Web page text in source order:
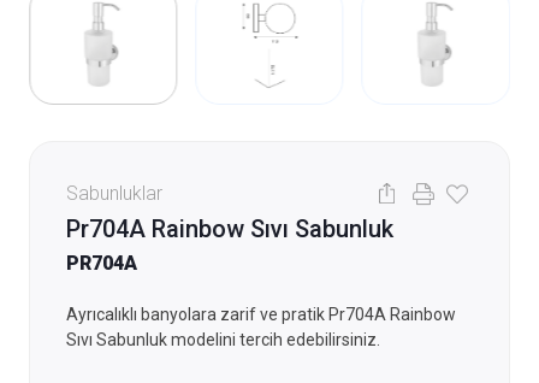
Sabunluklar
Pr704A Rainbow Sıvı Sabunluk
PR704A
Ayrıcalıklı banyolara zarif ve pratik Pr704A Rainbow
Sıvı Sabunluk modelini tercih edebilirsiniz.